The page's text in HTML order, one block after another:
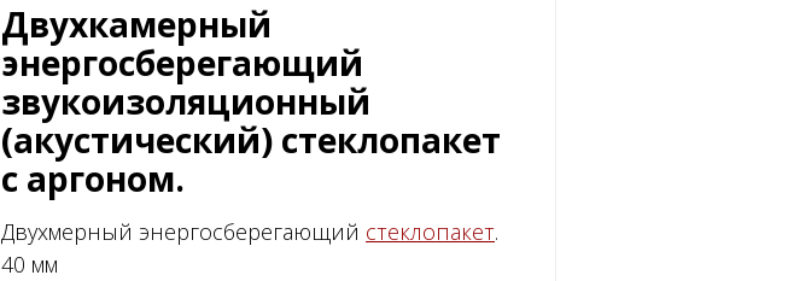
Двухкамерный
энергосберегающий
звукоизоляционный
(акустический) стеклопакет
c аргоном.
Двухмерный энергосберегающий стеклопакет.
40 мм